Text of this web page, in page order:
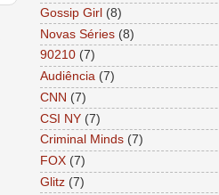
Gossip Girl (8)
Novas Séries (8)
90210 (7)
Audiência (7)
CNN (7)
CSI NY (7)
Criminal Minds (7)
FOX (7)
Glitz (7)